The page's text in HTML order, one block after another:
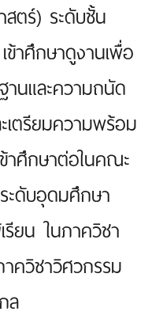
สตร์) ระดับชั้น
าศึกษาดูงานเพื่อ
านและความถนัด
เตรียมความพร้อม
าศึกษาต่อในคณะ
ะดับอุดมศึกษา
ยน ในภาควิชา
ควิชาวิศวกรรม
ล